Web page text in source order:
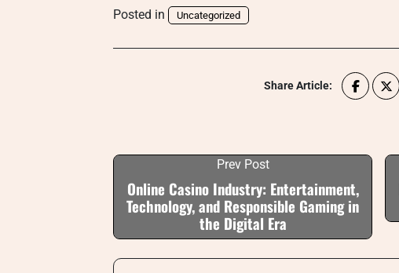
Posted in Uncategorized
Share Article:
Prev Post
Online Casino Industry: Entertainment,
Technology, and Responsible Gaming in
the Digital Era